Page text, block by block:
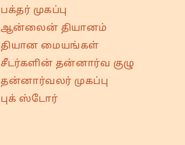
பக்தர் முகப்பு
ஆன்லைன் தியானம்
தியான மையங்கள்
சீடர்களின் தன்னார்வ குழு
தன்னார்வலர் முகப்பு
புக் ஸ்டோர்